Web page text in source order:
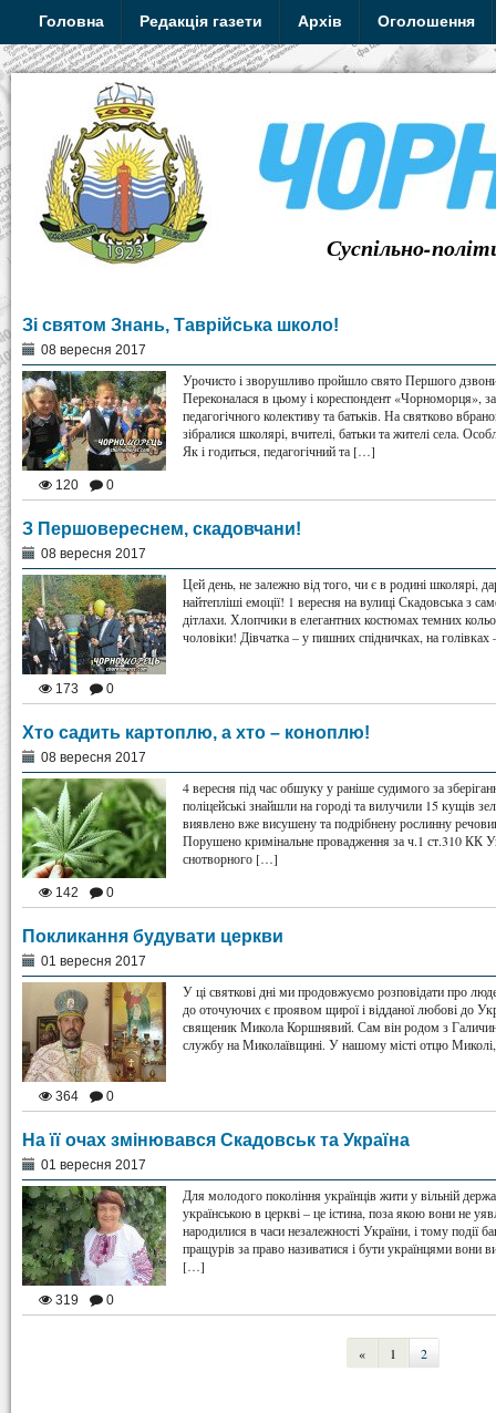
Головна Редакція газети Архів Оголошення
Суспільно-
Зі святом Знань, Таврійська школо!
08 вересня 2017
Урочисто і зворушливо пройшло свято Першого
Переконалася в цьому і кореспондент «Чорноморця»,
педагогічного колективу та батьків. На святково
зібралися школярі, вчителі, батьки та жителі села.
Як і годиться, педагогічний та […]
120 0
З Першовереснем, скадовчани!
08 вересня 2017
Цей день, не залежно від того, чи є в родині школярі,
найтепліші емоції! 1 вересня на вулиці Скадовська з
дітлахи. Хлопчики в елегантних костюмах темних
чоловіки! Дівчатка – у пишних спідничках, на
173 0
Хто садить картоплю, а хто – коноплю!
08 вересня 2017
4 вересня під час обшуку у раніше судимого за
поліцейські знайшли на городі та вилучили 15 кущів
виявлено вже висушену та подрібнену рослинну
Порушено кримінальне провадження за ч.1 ст.310 КК
снотворного […]
142 0
Покликання будувати церкви
01 вересня 2017
У ці святкові дні ми продовжуємо розповідати про
до оточуючих є проявом щирої і відданої любові до
священик Микола Коршнявий. Сам він родом з
службу на Миколаївщині. У нашому місті отцю
364 0
На її очах змінювався Скадовськ та Україна
01 вересня 2017
Для молодого покоління українців жити у вільній
українською в церкві – це істина, поза якою вони не
народилися в часи незалежності України, і тому події
пращурів за право називатися і бути українцями вони
[…]
319 0
« 1 2